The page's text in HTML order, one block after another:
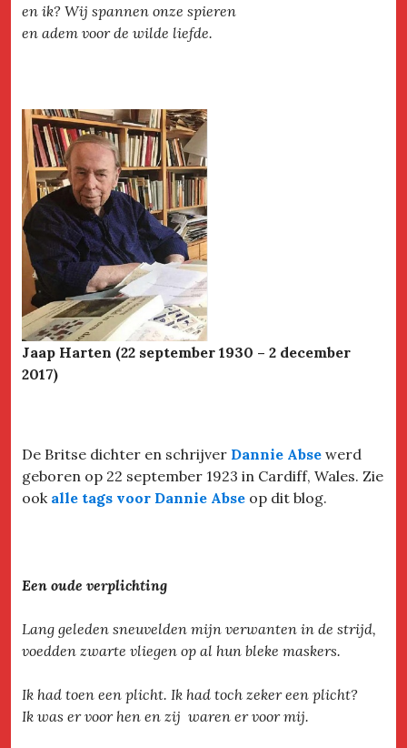
en ik? Wij spannen onze spieren
en adem voor de wilde liefde.
Jaap Harten (22 september 1930 – 2 december
2017)
De Britse dichter en schrijver Dannie Abse werd
geboren op 22 september 1923 in Cardiff, Wales. Zie
ook alle tags voor Dannie Abse op dit blog.
Een oude verplichting
Lang geleden sneuvelden mijn verwanten in de strijd,
voedden zwarte vliegen op al hun bleke maskers.
Ik had toen een plicht. Ik had toch zeker een plicht?
Ik was er voor hen en zij waren er voor mij.